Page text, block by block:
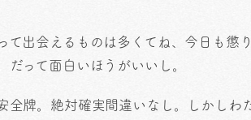
て出会えるものは多くてね、今日も懲
だって面白いほうがいいし。
全牌。絶対確実間違いなし。しかしわ